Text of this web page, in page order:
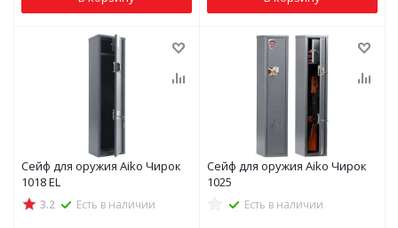
Сейф для оружия Aiko Чирок
1018 EL
3.2 Есть в наличии
Сейф для оружия Aiko Чирок
1025
Есть в наличии